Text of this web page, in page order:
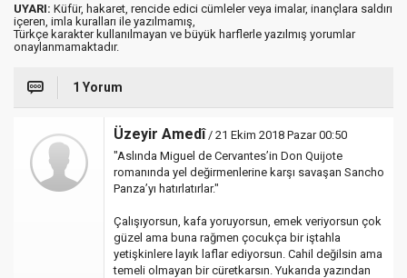
UYARI: Küfür, hakaret, rencide edici cümleler veya imalar, inançlara saldırı
içeren, imla kuralları ile yazılmamış,
Türkçe karakter kullanılmayan ve büyük harflerle yazılmış yorumlar
onaylanmamaktadır.
1 Yorum
Üzeyir Amedî / 21 Ekim 2018 Pazar 00:50
"Aslında Miguel de Cervantes’in Don Quijote
romanında yel değirmenlerine karşı savaşan Sancho
Panza’yı hatırlatırlar."
Çalışıyorsun, kafa yoruyorsun, emek veriyorsun çok
güzel ama buna rağmen çocukça bir iştahla
yetişkinlere layık laflar ediyorsun. Cahil değilsin ama
temeli olmayan bir cüretkarsın. Yukarıda yazından